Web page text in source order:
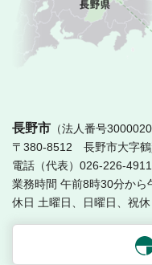
長野市 （法人番号
〒380-8512 長野市大字
電話（代表）026-226-4911
業務時間 午前8時30分から
休日 土曜日、日曜日、祝